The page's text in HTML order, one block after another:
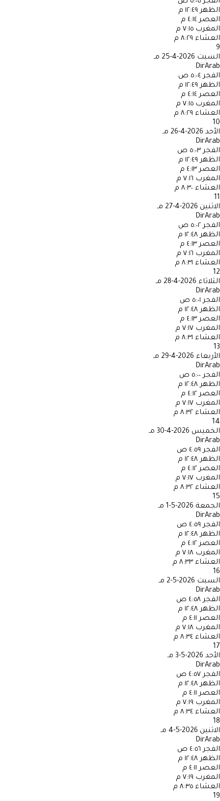
الظهر ١٢:٤٩ م
العصر ٤:١٤ م
المغرب ٧:١٥ م
العشاء ٨:٢٩ م
9
السبت 2026-4-25 مـ
DirArab
الفجر ٥:٠٤ ص
الظهر ١٢:٤٩ م
العصر ٤:١٤ م
المغرب ٧:١٥ م
العشاء ٨:٢٩ م
10
الأحد 2026-4-26 مـ
DirArab
الفجر ٥:٠٣ ص
الظهر ١٢:٤٩ م
العصر ٤:١٣ م
المغرب ٧:١٦ م
العشاء ٨:٣٠ م
11
الاثنين 2026-4-27 مـ
DirArab
الفجر ٥:٠٢ ص
الظهر ١٢:٤٨ م
العصر ٤:١٣ م
المغرب ٧:١٦ م
العشاء ٨:٣١ م
12
الثلاثاء 2026-4-28 مـ
DirArab
الفجر ٥:٠١ ص
الظهر ١٢:٤٨ م
العصر ٤:١٣ م
المغرب ٧:١٧ م
العشاء ٨:٣١ م
13
الأربعاء 2026-4-29 مـ
DirArab
الفجر ٥:٠٠ ص
الظهر ١٢:٤٨ م
العصر ٤:١٢ م
المغرب ٧:١٧ م
العشاء ٨:٣٢ م
14
الخميس 2026-4-30 مـ
DirArab
الفجر ٤:٥٩ ص
الظهر ١٢:٤٨ م
العصر ٤:١٢ م
المغرب ٧:١٧ م
العشاء ٨:٣٢ م
15
الجمعة 2026-5-1 مـ
DirArab
الفجر ٤:٥٩ ص
الظهر ١٢:٤٨ م
العصر ٤:١٢ م
المغرب ٧:١٨ م
العشاء ٨:٣٣ م
16
السبت 2026-5-2 مـ
DirArab
الفجر ٤:٥٨ ص
الظهر ١٢:٤٨ م
العصر ٤:١١ م
المغرب ٧:١٨ م
العشاء ٨:٣٤ م
17
الأحد 2026-5-3 مـ
DirArab
الفجر ٤:٥٧ ص
الظهر ١٢:٤٨ م
العصر ٤:١١ م
المغرب ٧:١٩ م
العشاء ٨:٣٤ م
18
الاثنين 2026-5-4 مـ
DirArab
الفجر ٤:٥٦ ص
الظهر ١٢:٤٨ م
العصر ٤:١١ م
المغرب ٧:١٩ م
العشاء ٨:٣٥ م
19